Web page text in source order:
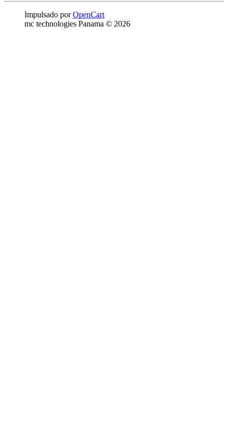
Impulsado porOpenCart
mc technologies Panama © 2026